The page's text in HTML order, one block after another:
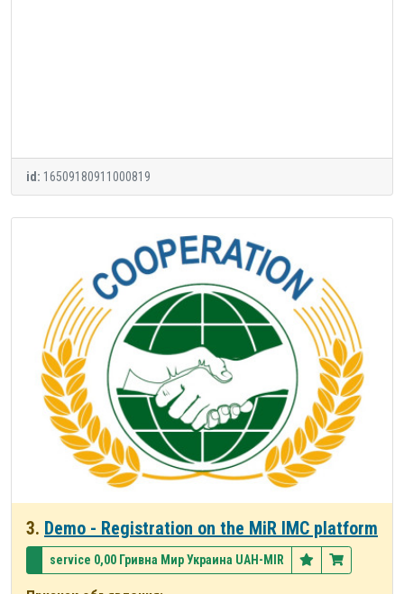
id: 16509180911000819
3. Demo - Registration on the MiR IMC platform
service 0,00 Гривна Мир Украина UAH-MIR